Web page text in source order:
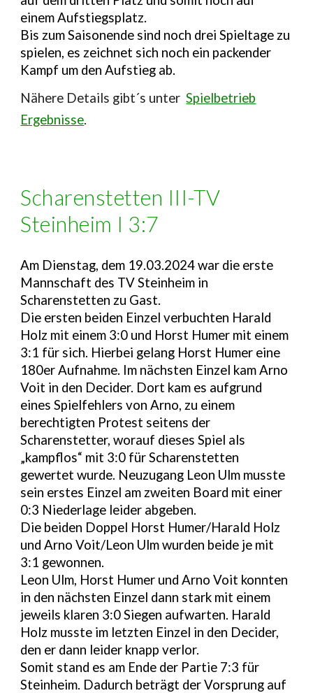
einem Aufstiegsplatz.
Bis zum Saisonende sind noch drei Spieltage zu
spielen, es zeichnet sich noch ein packender
Kampf um den Aufstieg ab.
Nähere Details gibt´s unterSpielbetrieb
Ergebnisse.
Scharenstetten III-TV
Steinheim I 3:7
Am Dienstag, dem 19.03.2024 war die erste
Mannschaft des TV Steinheim in
Scharenstetten zu Gast.
Die ersten beiden Einzel verbuchten Harald
Holz mit einem 3:0 und Horst Humer mit einem
3:1 für sich. Hierbei gelang Horst Humer eine
180er Aufnahme. Im nächsten Einzel kam Arno
Voit in den Decider. Dort kam es aufgrund
eines Spielfehlers von Arno, zu einem
berechtigten Protest seitens der
Scharenstetter, worauf dieses Spiel als
„kampflos“ mit 3:0 für Scharenstetten
gewertet wurde. Neuzugang Leon Ulm musste
sein erstes Einzel am zweiten Board mit einer
0:3 Niederlage leider abgeben.
Die beiden Doppel Horst Humer/Harald Holz
und Arno Voit/Leon Ulm wurden beide je mit
3:1 gewonnen.
Leon Ulm, Horst Humer und Arno Voit konnten
in den nächsten Einzel dann stark mit einem
jeweils klaren 3:0 Siegen aufwarten. Harald
Holz musste im letzten Einzel in den Decider,
den er dann leider knapp verlor.
Somit stand es am Ende der Partie 7:3 für
Steinheim. Dadurch beträgt der Vorsprung auf